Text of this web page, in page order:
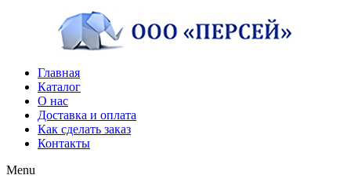
содержимому
Главная
Каталог
О нас
Доставка и оплата
Как сделать заказ
Контакты
Menu